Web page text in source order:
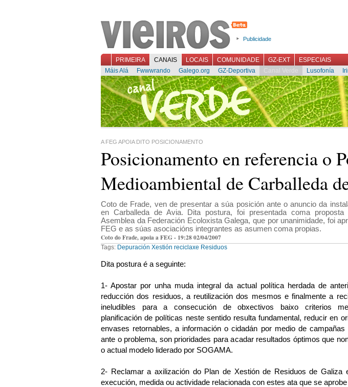
Publicidade
PRIMEIRA CANAIS LOCAIS COMUNIDADE GZ-EXT
ESPECIAIS
Máis Alá
Fwwwrando Galego.org GZ-Deportiva Canal Verde Lusofonía
A FEG APOIA DITO POSICIONAMENTO
Posicionamento en referencia o
Medioambiental de Carballeda
Coto de Frade, ven de presentar a súa posición ante o anuncio da
en Carballeda de Avia. Dita postura, foi presentada coma proposta
Asemblea da Federación Ecoloxista Galega, que por unanimidade, foi
FEG e as súas asociacións integrantes as asumen coma propias.
Coto do Frade, apoia a FEG - 19:28 02/04/2007
Tags: Depuración Xestión reciclaxe Residuos
Dita postura é a seguinte:
1- Apostar por unha muda integral da actual política herdada de
reducción dos residuos, a reutilización dos mesmos e finalmente a
ineludibles para a consecución de obxectivos baixo criterios
planificación de políticas neste sentido resulta fundamental, reducir en
envases retornables, a información o cidadán por medio de campañas
ante o problema, son prioridades para acadar resultados óptimos que
o actual modelo liderado por SOGAMA.
2- Reclamar a axilización do Plan de Xestión de Residuos de Galiza
execución, medida ou actividade relacionada con estes ata que se aprobe